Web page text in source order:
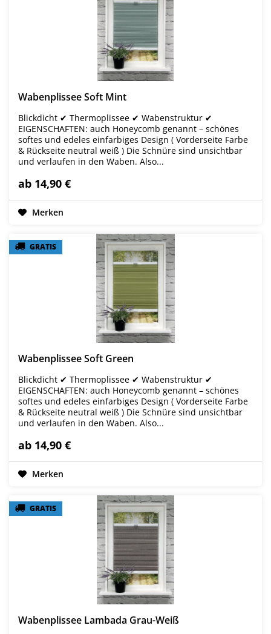
Wabenplissee Soft Mint
Blickdicht ✔ Thermoplissee ✔ Wabenstruktur ✔
EIGENSCHAFTEN: auch Honeycomb genannt – schönes
softes und edeles einfarbiges Design ( Vorderseite Farbe
& Rückseite neutral weiß ) Die Schnüre sind unsichtbar
und verlaufen in den Waben. Also...
ab 14,90 €
Merken
GRATIS
GRATIS
Wabenplissee Soft Green
Blickdicht ✔ Thermoplissee ✔ Wabenstruktur ✔
EIGENSCHAFTEN: auch Honeycomb genannt – schönes
softes und edeles einfarbiges Design ( Vorderseite Farbe
& Rückseite neutral weiß ) Die Schnüre sind unsichtbar
und verlaufen in den Waben. Also...
ab 14,90 €
Merken
GRATIS
GRATIS
Wabenplissee Lambada Grau-Weiß